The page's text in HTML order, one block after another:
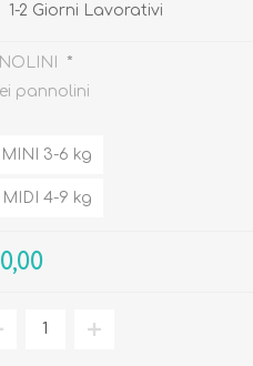
1-2 Giorni Lavorativi
*
pannolini
3-6 kg
4-9 kg